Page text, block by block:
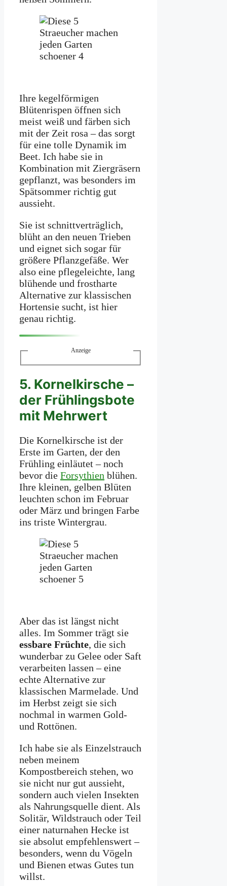
Ihre kegelförmigen
Blütenrispen öffnen sich
meist weiß und färben sich
mit der Zeit rosa – das sorgt
für eine tolle Dynamik im
Beet. Ich habe sie in
Kombination mit Ziergräsern
gepflanzt, was besonders im
Spätsommer richtig gut
aussieht.
Sie ist schnittverträglich,
blüht an den neuen Trieben
und eignet sich sogar für
größere Pflanzgefäße. Wer
also eine pflegeleichte, lang
blühende und frostharte
Alternative zur klassischen
Hortensie sucht, ist hier
genau richtig.
Anzeige
5. Kornelkirsche –
der Frühlingsbote
mit Mehrwert
Die Kornelkirsche ist der
Erste im Garten, der den
Frühling einläutet – noch
bevor die Forsythien blühen.
Ihre kleinen, gelben Blüten
leuchten schon im Februar
oder März und bringen Farbe
ins triste Wintergrau.
Aber das ist längst nicht
alles. Im Sommer trägt sie
essbare Früchte, die sich
wunderbar zu Gelee oder Saft
verarbeiten lassen – eine
echte Alternative zur
klassischen Marmelade. Und
im Herbst zeigt sie sich
nochmal in warmen Gold-
und Rottönen.
Ich habe sie als Einzelstrauch
neben meinem
Kompostbereich stehen, wo
sie nicht nur gut aussieht,
sondern auch vielen Insekten
als Nahrungsquelle dient. Als
Solitär, Wildstrauch oder Teil
einer naturnahen Hecke ist
sie absolut empfehlenswert –
besonders, wenn du Vögeln
und Bienen etwas Gutes tun
willst.